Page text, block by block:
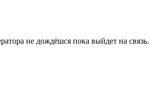
не дождёшся пока выйдет на связь.